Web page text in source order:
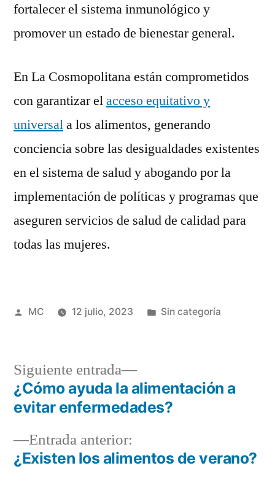
fortalecer el sistema inmunológico y
promover un estado de bienestar general.
En La Cosmopolitana están comprometidos
con garantizar elacceso equitativo y
universala los alimentos, generando
conciencia sobre las desigualdades existentes
en el sistema de salud y abogando por la
implementación de políticas y programas que
aseguren servicios de salud de calidad para
todas las mujeres.
Publicado
MC 12 julio, 2023
Publicada
Sin categoría
Navegación
entradas
Entrada anterior:
anterior:
¿Existen los alimentos de verano?
Siguiente entrada
Siguiente
entrada:
¿Cómo ayuda la alimentación a
evitar enfermedades?